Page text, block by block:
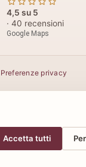
4,5 su 5
· 40 recensioni
Google Maps
Preferenze privacy
Accetta tutti